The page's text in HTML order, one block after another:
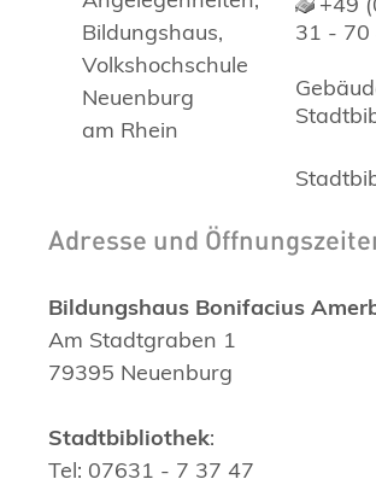
Bildungshaus,
Volkshochschule
Neuenburg
am Rhein
31 - 70
Adresse und
Bildungshaus Bonifacius
Am Stadtgraben 1
79395 Neuenburg
Stadtbibliothek:
Tel: 07631 - 7 37 47